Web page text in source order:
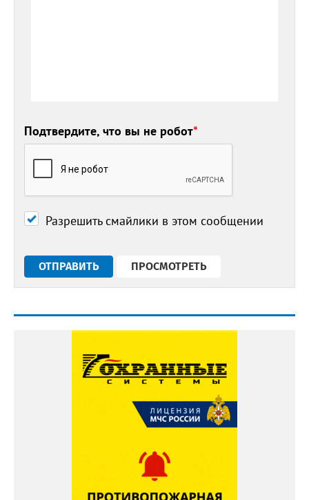
Подтвердите, что вы не робот*
Разрешить смайлики в этом сообщении